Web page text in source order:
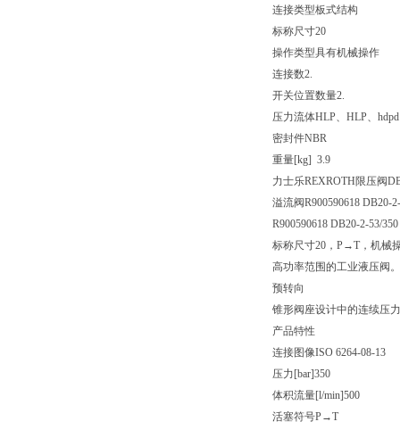
连接类型板式结构
标称尺寸20
操作类型具有机械操作
连接数2.
开关位置数量2.
压力流体HLP、HLP、
密封件NBR
重量[kg] 3.9
力士乐REXROTH限压阀
溢流阀R900590618 DB20-
R900590618 DB20-2-53/350
标称尺寸20，P→T，机械
高功率范围的工业液压阀
预转向
锥形阀座设计中的连续压
产品特性
连接图像ISO 6264-08-13
压力[bar]350
体积流量[l/min]500
活塞符号P→T